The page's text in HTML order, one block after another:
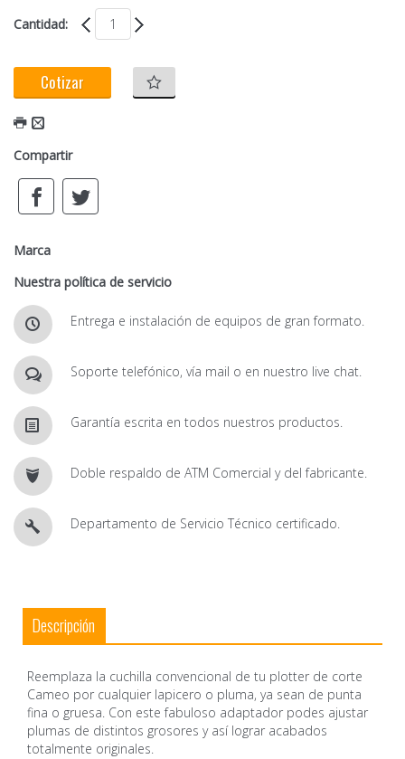
Cantidad:
Cotizar
Compartir
Marca
Nuestra política de servicio
Entrega e instalación de equipos de gran formato.
Soporte telefónico, vía mail o en nuestro live chat.
Garantía escrita en todos nuestros productos.
Doble respaldo de ATM Comercial y del fabricante.
Departamento de Servicio Técnico certificado.
Descripción
Reemplaza la cuchilla convencional de tu plotter de corte
Cameo por cualquier lapicero o pluma, ya sean de punta
fina o gruesa. Con este fabuloso adaptador podes ajustar
plumas de distintos grosores y así lograr acabados
totalmente originales.